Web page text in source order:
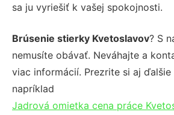
sa ju vyriešiť k vašej spokojnosti.
Brúsenie stierky Kvetoslavov? S
nemusíte obávať. Neváhajte a
viac informácií. Prezrite si aj ďalšie
napríklad
Jadrová omietka cena práce